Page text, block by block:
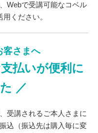
Webで受講可能なコベル
ください。
客さまへ
払いが便利に
／
受講されるご本人さまに
込（振込先は購入毎に変